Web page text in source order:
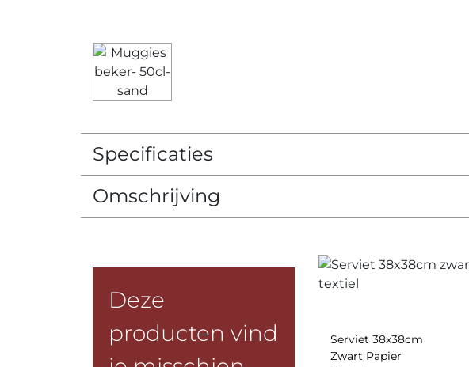
Specificaties
Omschrijving
Deze
producten vind
Serviet 38x38cm
Zwart Papier